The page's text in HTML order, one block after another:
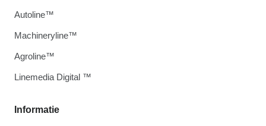
Informatie
Autoline™
Machineryline™
Agroline™
Linemedia Digital ™